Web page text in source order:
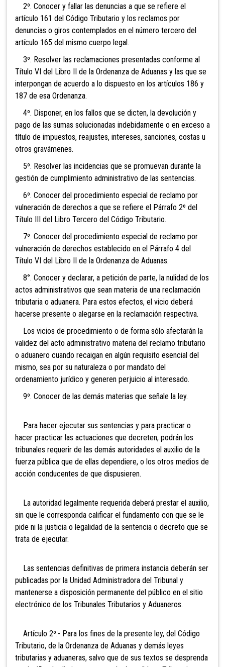
2º. Conocer y fallar las denuncias a que se refiere el
artículo 161 del Código Tributario y los reclamos por
denuncias o giros contemplados en el número tercero del
artículo 165 del mismo cuerpo legal.
3º. Resolver las reclamaciones presentadas conforme al
Título VI del Libro II de la Ordenanza de Aduanas y las que se
interpongan de acuerdo a lo dispuesto en los artículos 186 y
187 de esa Ordenanza.
4º. Disponer, en los fallos que se dicten, la devolución y
pago de las sumas solucionadas indebidamente o en exceso a
título de impuestos, reajustes, intereses, sanciones, costas u
otros gravámenes.
5º. Resolver las incidencias que se promuevan durante la
gestión de cumplimiento administrativo de las sentencias.
6º. Conocer del procedimiento especial de reclamo por
vulneración de derechos a que se refiere el Párrafo 2º del
Título III del Libro Tercero del Código Tributario.
7º. Conocer del procedimiento especial de reclamo por
vulneración de derechos establecido en el Párrafo 4 del
Título VI del Libro II de la Ordenanza de Aduanas.
8°. Conocer y declarar, a petición de parte, la nulidad de los
actos administrativos que sean materia de una reclamación
tributaria o aduanera. Para estos efectos, el vicio deberá
hacerse presente o alegarse en la reclamación respectiva.
Los vicios de procedimiento o de forma sólo afectarán la
validez del acto administrativo materia del reclamo tributario
o aduanero cuando recaigan en algún requisito esencial del
mismo, sea por su naturaleza o por mandato del
ordenamiento jurídico y generen perjuicio al interesado.
9º. Conocer de las demás materias que señale la ley.
Para hacer ejecutar sus sentencias y para practicar o
hacer practicar las actuaciones que decreten, podrán los
tribunales requerir de las demás autoridades el auxilio de la
fuerza pública que de ellas dependiere, o los otros medios de
acción conducentes de que dispusieren.
La autoridad legalmente requerida deberá prestar el auxilio,
sin que le corresponda calificar el fundamento con que se le
pide ni la justicia o legalidad de la sentencia o decreto que se
trata de ejecutar.
Las sentencias definitivas de primera instancia deberán ser
publicadas por la Unidad Administradora del Tribunal y
mantenerse a disposición permanente del público en el sitio
electrónico de los Tribunales Tributarios y Aduaneros.
Artículo 2º.- Para los fines de la presente ley, del Código
Tributario, de la Ordenanza de Aduanas y demás leyes
tributarias y aduaneras, salvo que de sus textos se desprenda